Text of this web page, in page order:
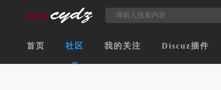
首页 社区 我的关注 Discuz插件